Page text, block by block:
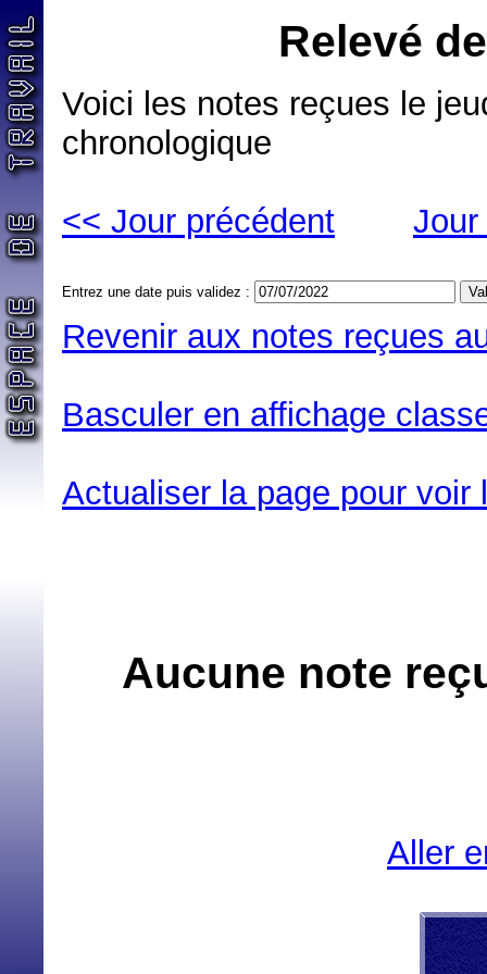
Relevé
Voici les notes reçues le
chronologique
<< Jour précédent
Entrez une date puis validez :
Revenir aux notes reçues
Basculer en affichage
Actualiser la page pour
Aucune note
Aller